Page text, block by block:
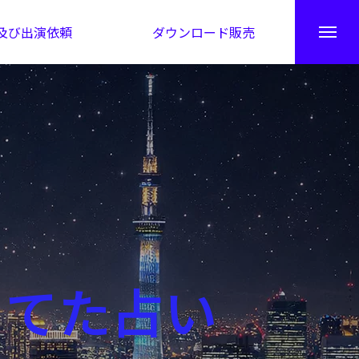
び出演依頼 ダウンロード販売
秘伝公開！吉凶カレンダー
た占い